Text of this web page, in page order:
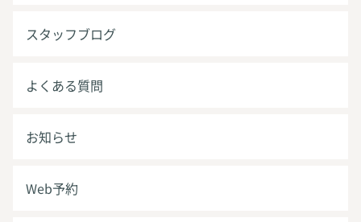
スタッフブログ
よくある質問
お知らせ
Web予約